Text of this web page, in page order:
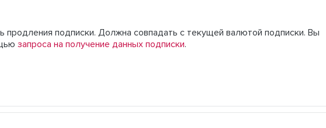
продления подписки. Должна совпадать с текущей валютой подписки. Вы
запроса на получение данных подписки.